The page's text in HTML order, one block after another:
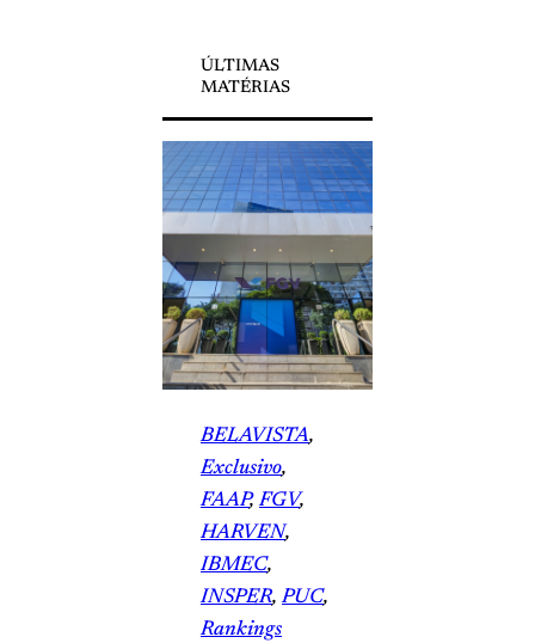
ÚLTIMAS
MATÉRIAS
BELAVISTA
Exclusivo
FAAP, FGV
HARVEN
IBMEC
INSPER, PUC
Rankings